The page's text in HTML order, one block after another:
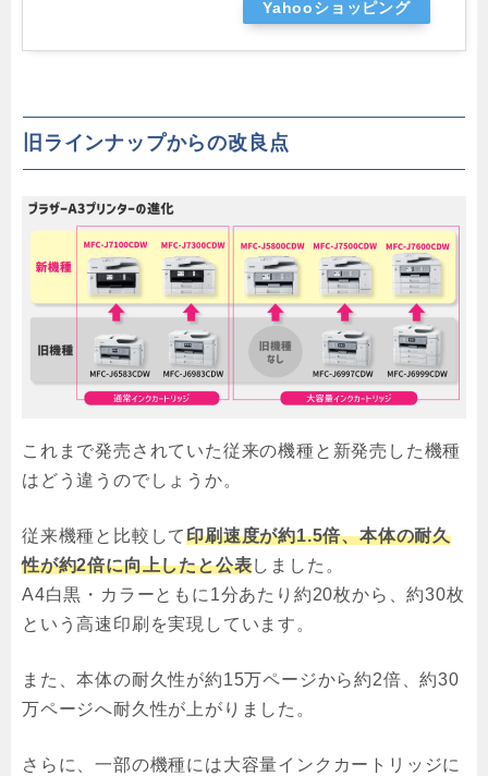
Yahooショッピング
旧ラインナップからの改良点
これまで発売されていた従来の機種と新発売した機種
はどう違うのでしょうか。
従来機種と比較して印刷速度が約1.5倍、本体の耐久
性が約2倍に向上したと公表しました。
A4白黒・カラーともに1分あたり約20枚から、約30枚
という高速印刷を実現しています。
また、本体の耐久性が約15万ページから約2倍、約30
万ページへ耐久性が上がりました。
さらに、一部の機種には大容量インクカートリッジに